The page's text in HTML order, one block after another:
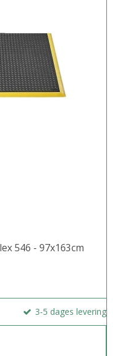
546 - 97x163cm
3-5 dages levering